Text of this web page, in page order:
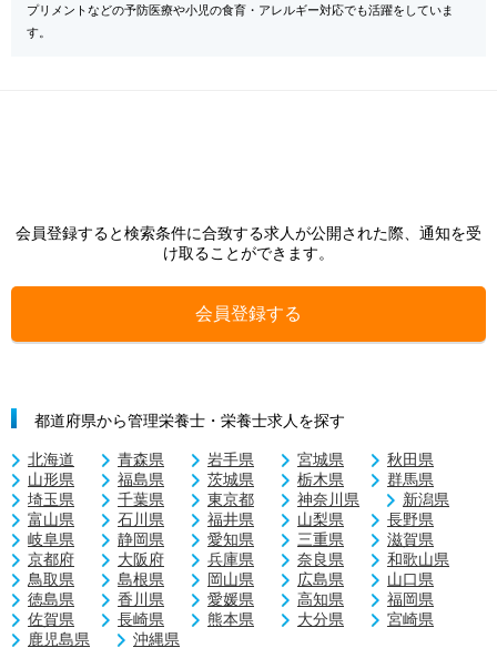
プリメントなどの予防医療や小児の食育・アレルギー対応でも活躍をしていま
す。
会員登録すると検索条件に合致する求人が公開された際、通知を受
け取ることができます。
会員登録する
都道府県から管理栄養士・栄養士求人を探す
北海道 青森県 岩手県 宮城県
秋田県
山形県
福島県 茨城県 栃木県
群馬県
埼玉県
千葉県 東京都 神奈川県
新潟県
富山県
石川県 福井県 山梨県
長野県
岐阜県
静岡県 愛知県 三重県
滋賀県
京都府
大阪府 兵庫県 奈良県
和歌山県
鳥取県
島根県 岡山県 広島県
山口県
徳島県
香川県 愛媛県 高知県
福岡県
佐賀県
長崎県 熊本県 大分県
宮崎県
鹿児島県
沖縄県